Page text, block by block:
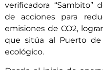
verificadora “Sambito”
de acciones para
emisiones de CO2,
que sitúa al Puerto
ecológico.